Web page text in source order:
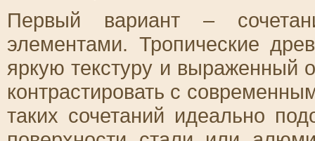
Первый вариант –
элементами. Тропические
яркую текстуру и выраженный
контрастировать с
таких сочетаний идеально